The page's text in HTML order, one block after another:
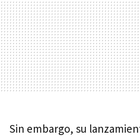
Sin embargo, su